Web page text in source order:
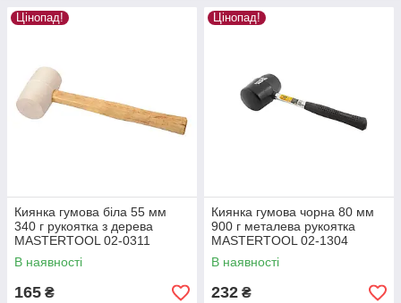
Цінопад!
Киянка гумова біла 55 мм
340 г рукоятка з дерева
MASTERTOOL 02-0311
В наявності
165 ₴
Цінопад!
Киянка гумова чорна 80 мм
900 г металева рукоятка
MASTERTOOL 02-1304
В наявності
232 ₴